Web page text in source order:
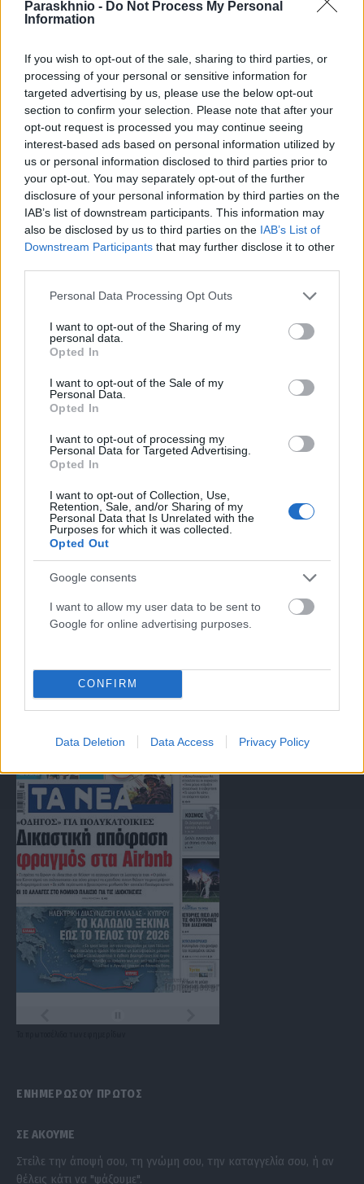
Paraskhnio - Do Not Process My Personal
Information
If you wish to opt-out of the sale, sharing to third parties, or
processing of your personal or sensitive information for
targeted advertising by us, please use the below opt-out
section to confirm your selection. Please note that after your
opt-out request is processed you may continue seeing
interest-based ads based on personal information utilized by
us or personal information disclosed to third parties prior to
your opt-out. You may separately opt-out of the further
disclosure of your personal information by third parties on the
IAB’s list of downstream participants. This information may
also be disclosed by us to third parties on the IAB’s List of
Downstream Participants that may further disclose it to other
Please note that this website/app uses one or more Google
not limited to your visit or usage behaviour. You may click to
grant or deny consent to Google and its third-party tags to
use your data for below specified purposes in below Google
consent section.
Personal Data Processing Opt Outs
I want to opt-out of the Sharing of my
personal data.
Opted In
I want to opt-out of the Sale of my
Personal Data.
Opted In
I want to opt-out of processing my
Personal Data for Targeted Advertising.
Opted In
I want to opt-out of Collection, Use,
Retention, Sale, and/or Sharing of my
Personal Data that Is Unrelated with the
Purposes for which it was collected.
Opted Out
Google consents
I want to allow my user data to be sent to
Google for online advertising purposes.
CONFIRM
Data Deletion Data Access Privacy Policy
ΣΧΕΤΙΚΑ ΜΕ ΕΜΑΣ
Η εταιρεία με την επωνυμία “POLITICAL MEDIA GROUP A.E.” και κατ’
επέκταση η ιστοσελίδα που κατέχει αυτή “www.paraskhnio.gr”
συμμορφώνονται με τη Σύσταση (ΕΕ) 2018/334 της Επιτροπής της 1ης
Μαρτίου 2018 σχετικά με τα μέτρα για την αποτελεσματική
αντιμετώπιση του παράνομου περιεχομένου στο διαδίκτυο (L 63).
Μοναδικός αριθμός Μ.Η.Τ. 262047
press@paraskhnio.gr
ΤΑ ΠΡΩΤΟΣΕΛΙΔΑ ΣΗΜΕΡΑ
ΕΝΗΜΕΡΩΣΟΥ ΠΡΩΤΟΣ
ΣΕ ΑΚΟΥΜΕ
Στείλε την άποψή σου, τη γνώμη σου, την καταγγελία σου, ή αν
θέλεις κάτι να "ψάξουμε".